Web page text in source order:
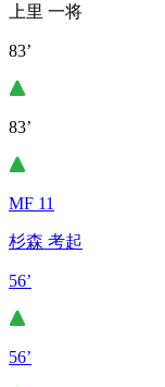
上里 一将
83’
83’
MF 11
杉森 考起
56’
56’